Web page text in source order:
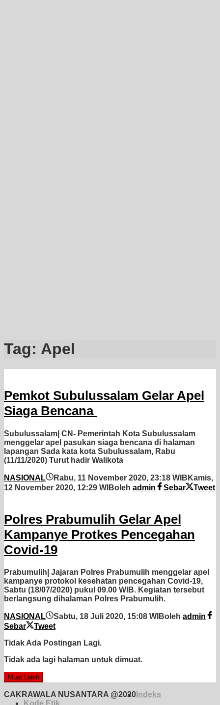
Tag: Apel
Pemkot Subulussalam Gelar Apel
Siaga Bencana
Subulussalam| CN- Pemerintah Kota Subulussalam
menggelar apel pasukan siaga bencana di halaman
lapangan Sada kata kota Subulussalam, Rabu
(11/11/2020) Turut hadir Walikota
NASIONAL Rabu, 11 November 2020, 23:18 WIB Kamis,
12 November 2020, 12:29 WIBoleh admin Sebar Tweet
Polres Prabumulih Gelar Apel
Kampanye Protkes Pencegahan
Covid-19
Prabumulih| Jajaran Polres Prabumulih menggelar apel
kampanye protokol kesehatan pencegahan Covid-19,
Sabtu (18/07/2020) pukul 09.00 WIB. Kegiatan tersebut
berlangsung dihalaman Polres Prabumulih.
NASIONAL Sabtu, 18 Juli 2020, 15:08 WIBoleh admin
Sebar
Tweet
Tidak Ada Postingan Lagi.
Tidak ada lagi halaman untuk dimuat.
Muat Lebih
CAKRAWALA NUSANTARA @2020 Indeks